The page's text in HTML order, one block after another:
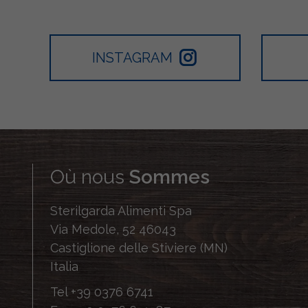
INSTAGRAM
Où nousSommes
Sterilgarda Alimenti Spa
Via Medole, 52 46043
Castiglione delle Stiviere (MN)
Italia
Tel +39 0376 6741